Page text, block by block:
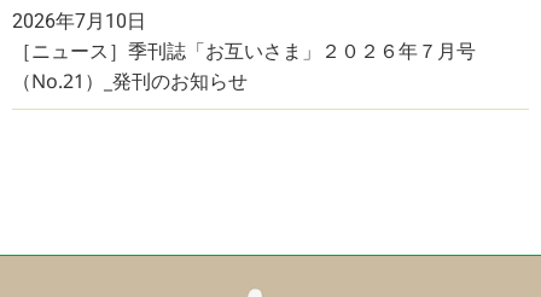
2026年7月10日
［ニュース］季刊誌「お互いさま」２０２６年７月号
（No.21）_発刊のお知らせ